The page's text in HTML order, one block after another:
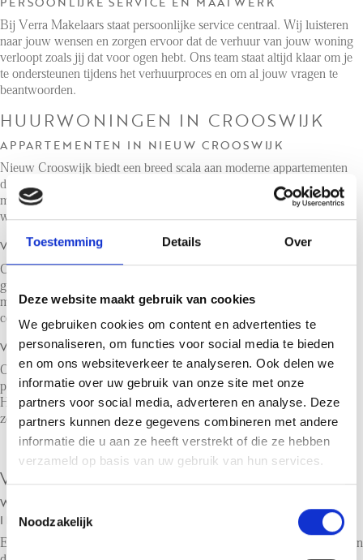
Toestemming Details Over
Deze website maakt gebruik van cookies
We gebruiken cookies om content en advertenties te
personaliseren, om functies voor social media te bieden
en om ons websiteverkeer te analyseren. Ook delen we
informatie over uw gebruik van onze site met onze
partners voor social media, adverteren en analyse. Deze
partners kunnen deze gegevens combineren met andere
informatie die u aan ze heeft verstrekt of die ze hebben
verzameld op basis van uw gebruik van hun services.
Toestemmingsselectie
Noodzakelijk
Bij Verra Makelaars staat persoonlijke service centraal. Wij luisteren
naar jouw wensen en zorgen ervoor dat de verhuur van jouw woning
verloopt zoals jij dat voor ogen hebt. Ons team staat altijd klaar om je
te ondersteunen tijdens het verhuurproces en om al jouw vragen te
beantwoorden.
HUURWONINGEN IN CROOSWIJK
APPARTEMENTEN IN NIEUW CROOSWIJK
Nieuw Crooswijk biedt een breed scala aan moderne appartementen
die aantrekkelijk zijn voor jonge professionals en gezinnen. Onze
makelaars helpen jou om de juiste huurder te vinden die past bij jouw
woning en de specifieke kenmerken ervan.
VOORZIENINGEN IN DE WIJK CROOSWIJK
Crooswijk heeft veel te bieden, zoals een breed aanbod aan winkels,
gezellige horecagelegenheden en groene parken. Deze voorzieningen
maken de wijk aantrekkelijk voor huurders die op zoek zijn naar een
comfortabele woonomgeving in de buurt van het stadscentrum.
VERHUUR MET KENNIS VAN DE WIJK
Onze makelaars hebben diepgaande kennis van Crooswijk en weten
precies wat de voordelen van de wijk zijn voor potentiële huurders.
Hierdoor kunnen wij jouw woning op de juiste manier presenteren en
zorgen voor een vlotte verhuur aan de juiste doelgroep.
VEELGESTELDE VRAGEN
WAAROM KIEZEN VOOR EEN VERHUURMAKELAAR
IN CROOSWIJK?
Een verhuurmakelaar in Crooswijk beschikt over specifieke kennis van